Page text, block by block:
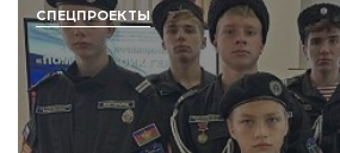
СПЕЦПРОЕКТЫ